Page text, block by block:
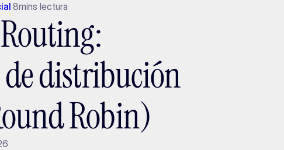
8mins lectura
de distribución
Robin)